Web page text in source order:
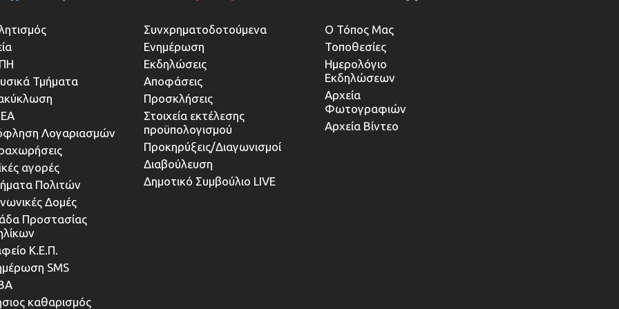
Τμήματα
Λογαριασμών
αγορές
Πολιτών
Δομές
Προστασίας
Κ.Ε.Π.
SMS
καθαρισμός
Συνχρηματοδοτούμενα
Ενημέρωση
Εκδηλώσεις
Αποφάσεις
Προσκλήσεις
Στοιχεία εκτέλεσης
προϋπολογισμού
Προκηρύξεις/Διαγωνισμοί
Διαβούλευση
Δημοτικό Συμβούλιο LIVE
Ο Τόπος Μας
Τοποθεσίες
Ημερολόγιο
Εκδηλώσεων
Αρχεία
Φωτογραφιών
Αρχεία Βίντεο